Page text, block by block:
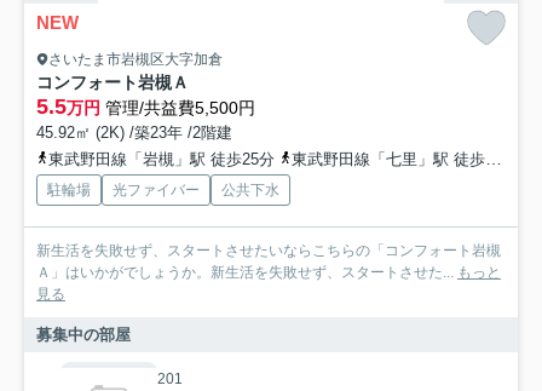
NEW
さいたま市岩槻区大字加倉
コンフォート岩槻Ａ
5.5万円 管理/共益費5,500円
45.92㎡ (2K) /築23年 /2階建
東武野田線「岩槻」駅 徒歩25分
東武野田線「七里」駅 徒歩28分
駐輪場 光ファイバー 公共下水
新生活を失敗せず、スタートさせたいならこちらの「コンフォート岩槻
Ａ」はいかがでしょうか。新生活を失敗せず、スタートさせた... もっと
見る
募集中の部屋
201